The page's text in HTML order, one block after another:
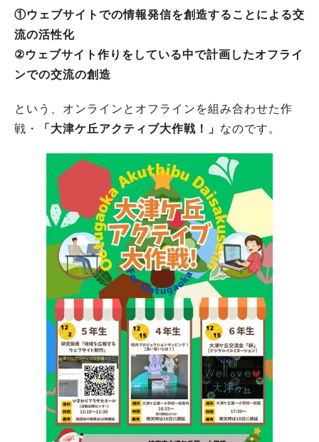
①ウェブサイトでの情報発信を創造することによる交
流の活性化
②ウェブサイト作りをしている中で計画したオフライ
ンでの交流の創造
という、オンラインとオフラインを組み合わせた作
戦・
「大津ケ丘アクティブ大作戦！」 なのです。